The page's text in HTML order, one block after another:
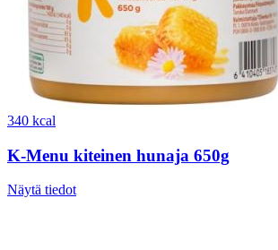
340 kcal
K-Menu kiteinen hunaja 650g
Näytä tiedot